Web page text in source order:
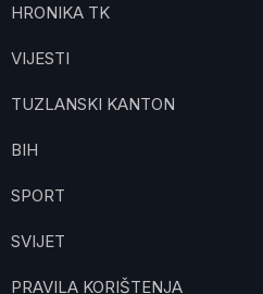
HRONIKA TK
VIJESTI
TUZLANSKI KANTON
BIH
SPORT
SVIJET
PRAVILA KORIŠTENJA